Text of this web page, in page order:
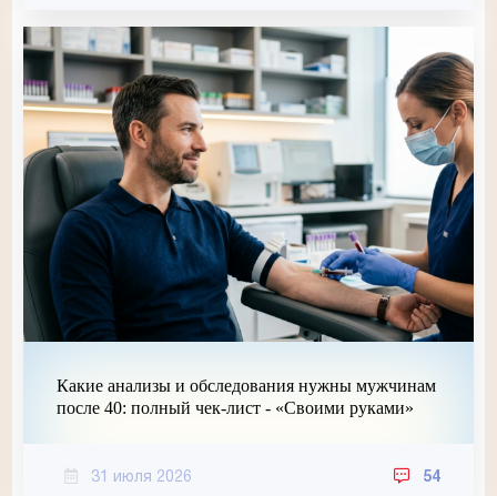
Какие анализы и обследования нужны мужчинам
после 40: полный чек-лист - «Своими руками»
31 июля 2026 54